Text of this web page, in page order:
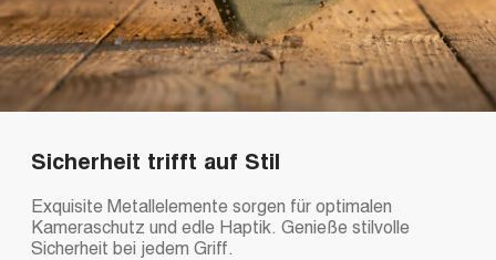
Sicherheit trifft auf Stil
Exquisite Metallelemente sorgen für optimalen
Kameraschutz und edle Haptik. Genieße stilvolle
Sicherheit bei jedem Griff.